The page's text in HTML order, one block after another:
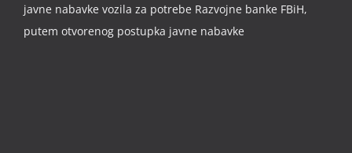
javne nabavke vozila za potrebe Razvojne banke FBiH,
putem otvorenog postupka javne nabavke